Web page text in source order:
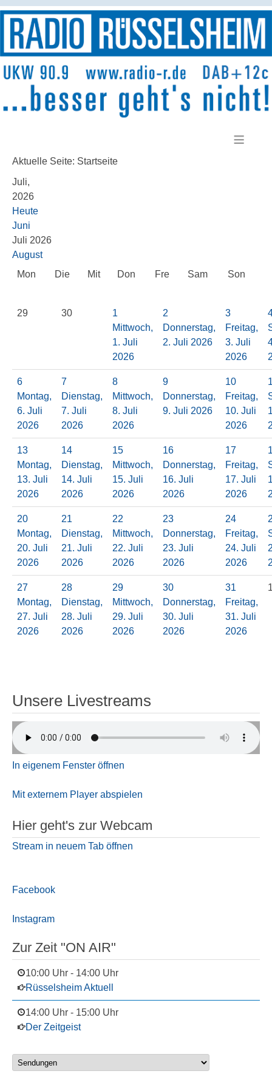
≡
Aktuelle Seite: Startseite
Juli,
2026
Heute
Juni
Juli 2026
August
Mon
Die Mit Don Fre Sam Son
29 30
1
Mittwoch,
1. Juli
2026
2
Donnerstag,
2. Juli 2026
3
Freitag,
3. Juli
2026
6
Montag,
6. Juli
2026
7
Dienstag,
7. Juli
2026
8
Mittwoch,
8. Juli
2026
9
Donnerstag,
9. Juli 2026
10
Freitag,
10. Juli
2026
13
Montag,
13. Juli
2026
14
Dienstag,
14. Juli
2026
15
Mittwoch,
15. Juli
2026
16
Donnerstag,
16. Juli
2026
17
Freitag,
17. Juli
2026
20
Montag,
20. Juli
2026
21
Dienstag,
21. Juli
2026
22
Mittwoch,
22. Juli
2026
23
Donnerstag,
23. Juli
2026
24
Freitag,
24. Juli
2026
27
Montag,
27. Juli
2026
28
Dienstag,
28. Juli
2026
29
Mittwoch,
29. Juli
2026
30
Donnerstag,
30. Juli
2026
31
Freitag,
31. Juli
2026
Unsere Livestreams
In eigenem Fenster öffnen
Mit externem Player abspielen
Hier geht's zur Webcam
Stream in neuem Tab öffnen
Facebook
Instagram
Zur Zeit "ON AIR"
10:00 Uhr - 14:00 Uhr
Rüsselsheim Aktuell
14:00 Uhr - 15:00 Uhr
Der Zeitgeist